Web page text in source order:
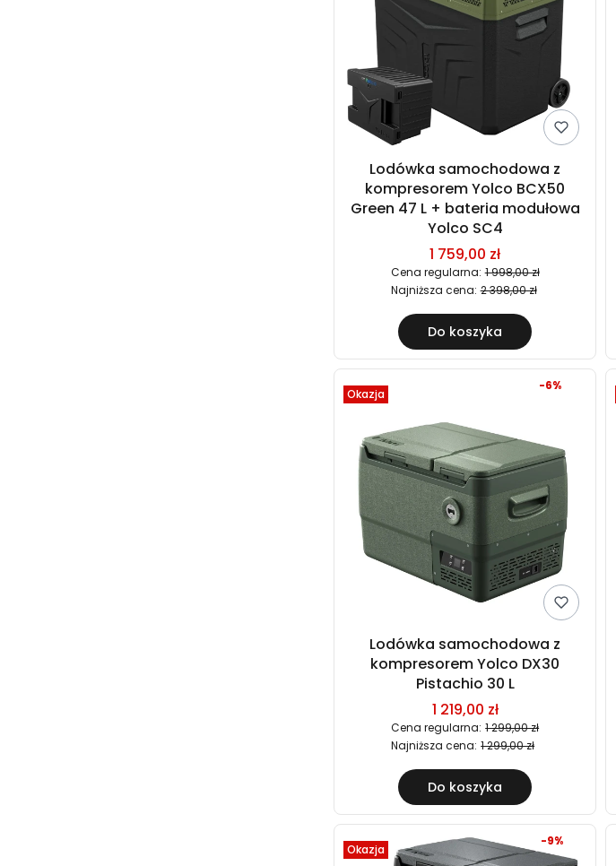
Lodówka samochodowa z
kompresorem Yolco BCX50
Green 47 L + bateria modułowa
Yolco SC4
1 759,00 zł
Cena regularna: 1 998,00 zł
Najniższa cena: 2 398,00 zł
Do koszyka
Okazja
Lodówka samochodowa z
kompresorem Yolco DX30
Pistachio 30 L
1 219,00 zł
Cena regularna: 1 299,00 zł
-6%
Najniższa cena: 1 299,00 zł
Do koszyka
Okazja
-9%